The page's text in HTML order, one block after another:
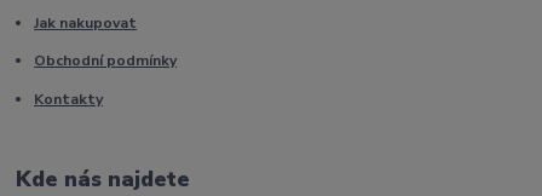
Jak nakupovat
Obchodní podmínky
Kontakty
Kde nás najdete